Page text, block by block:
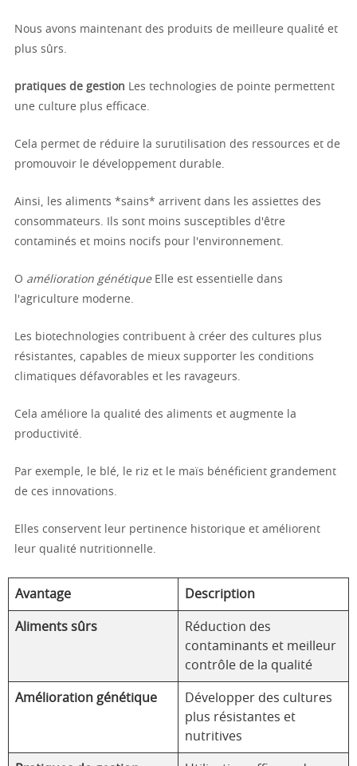
Nous avons maintenant des produits de meilleure qualité et
plus sûrs.
pratiques de gestion Les technologies de pointe permettent
une culture plus efficace.
Cela permet de réduire la surutilisation des ressources et de
promouvoir le développement durable.
Ainsi, les aliments *sains* arrivent dans les assiettes des
consommateurs. Ils sont moins susceptibles d'être
contaminés et moins nocifs pour l'environnement.
O amélioration génétiqueElle est essentielle dans
l'agriculture moderne.
Les biotechnologies contribuent à créer des cultures plus
résistantes, capables de mieux supporter les conditions
climatiques défavorables et les ravageurs.
Cela améliore la qualité des aliments et augmente la
productivité.
Par exemple, le blé, le riz et le maïs bénéficient grandement
de ces innovations.
Elles conservent leur pertinence historique et améliorent
leur qualité nutritionnelle.
Avantage Description
Aliments sûrs
Réduction des
contaminants et meilleur
contrôle de la qualité
Amélioration génétique
Développer des cultures
plus résistantes et
nutritives